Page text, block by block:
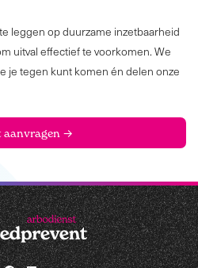
leggen op duurzame inzetbaarheid
uitval effectief te voorkomen. We
je tegen kunt komen én delen onze
aanvragen →